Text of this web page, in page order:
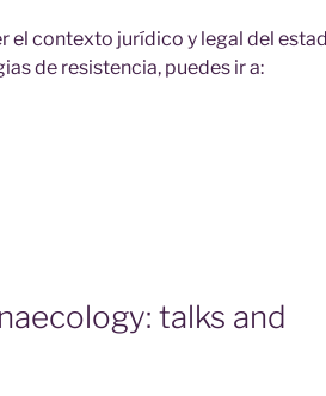
el contexto jurídico y legal del
de resistencia, puedes ir a:
talks and